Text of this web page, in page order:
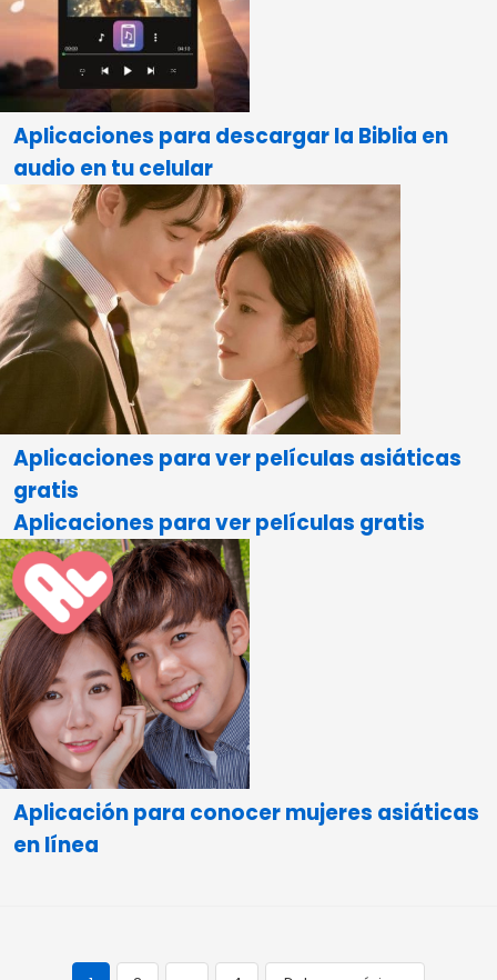
Aplicaciones para descargar la Biblia en
audio en tu celular
Aplicaciones para ver películas asiáticas
gratis
Aplicaciones para ver películas gratis
Aplicación para conocer mujeres asiáticas
en línea